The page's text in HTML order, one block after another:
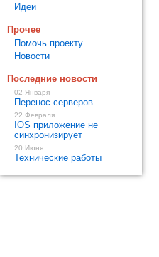
Идеи
Прочее
Помочь проекту
Новости
Последние новости
02 Января
Перенос серверов
22 Февраля
IOS приложение не
синхронизирует
20 Июня
Технические работы